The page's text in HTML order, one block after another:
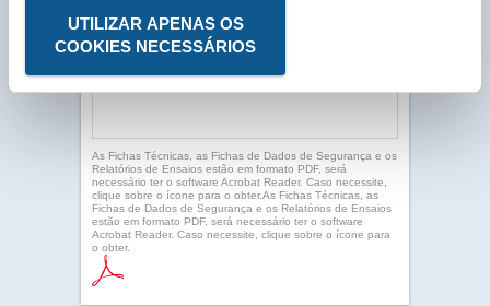
UTILIZAR APENAS OS
COOKIES NECESSÁRIOS
As Fichas Técnicas, as Fichas de Dados de Segurança e os
Relatórios de Ensaios estão em formato PDF, será
necessário ter o software Acrobat Reader. Caso necessite,
clique sobre o ícone para o obter.As Fichas Técnicas, as
Fichas de Dados de Segurança e os Relatórios de Ensaios
estão em formato PDF, será necessário ter o software
Acrobat Reader. Caso necessite, clique sobre o ícone para
o obter.